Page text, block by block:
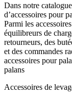
Dans notre
d’accessoires pour
Parmi les
équilibreurs de
retourneurs, des
et des commandes
accessoires pour
palans
Accessoires de